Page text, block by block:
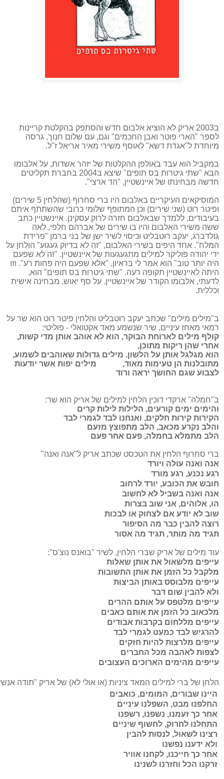
ב2003 אריק לא הוציא אלבום חדש והסתפק בהקלטת קריינות
לספר "הארי פוטר ואבן החכמים" וגם, עם שלום חנוך, גרסה
מיוחדת ל"אגדת דשא" לאוסף משירי מאיר אריאל ז"ל.
במקביל הוא עבד באולפן ההקלטות של יזהר אשדות, על אלבומו
הבא "שתי גיטרות בס תופים" שיצא ב2004 בחברת תקליטים
חדשה מבחינתו של איינשטיין, "הד ארצי".
המוסיקאים העיקריים באלבום היו ברי סחרוף (שהלחין 5 שירים)
ופיטר רוט (שני שירים) וכן המתופף שלומי כרובי שהשתתף איתם
בעיבודים, ללמדך שבאלבום חזרה לרוק עסקינן. איינשטיין כתב
ששה משירי האלבום והיו בו שירים של אברהם חלפי, לאה
גולדברג, יעקב רוטבליט וכיסוי לשיר ישן של בני ברמן "פרידת
המלח". אחד היפים בשירי האלבום, "זה לא בדיוק געגוע" הולחן על
ידי יהודה פוליקר למילים מתגעגעות של איינשטיין. "זה לא שפעם
היה יותר טוב" הוא אמר לי בראיון, "אלא שפעם היה פחות רע". וזו
היתה לאיינשטיין תקופה רעה. "שתי גיטרות בס תופים" הוא,
לדעתי, אלבומו הקודר של איינשטיין. על סף יאוש, מבחינה אישית
וכללית.
ב"מילים מילים" שכתב יעקב רוטבליט והלחין פיטר רוט הוא שר על
רמאי מאחז עיניים, שיר שנשמע מאד אקטואלי - פוליטי:
קולף מילים לארוחת הבוקר, הוא לא אוהב אותן מדי קשות,
אחרי שהן ריקות מתוכן,
הוא מגלגל אותן על הלשון. מילים גדולות שאוהבים לשמוע,
מתובלנות הן טעימות מאוד, מילים יפות אשר יודעות
לצבוע שגם החושך יראה ורוד
ב"חמלה" ארקדי דוכין הלחין למילים של אריק הוא שר:
והימים ימים קורעים, הלילות לילות קרים
הקירות קירות חלקים, ואנחנו לבד לגמרי לבד
והלב נקרע מכאב, הלב מתפוצץ מזעם
הלב מתמלא בחמלה, פעם אחר פעם
ברי סחרוף הלחין את הטכסט שכתב אריק ל"אנה ואנה"
אנה ואנה עולה ויורד
רגע נכנע, רגע מורד
חובש את הכובע, יורד לרחוב
אנה ואנה בשביל לא לחשוב
הו, אלוהים, אני שוב בצרות
שוב לא יודע אם לצחוק או לבכות
רוצה להבין כבר מה הסיפור
תגיד מה מותר, תגיד מה אסור
עוד מילים של אריק שברי הלחין, לשיר "בואנס נוצ'ס":
עייפים מלשאול את אותן שאלות
מלקבל כל הזמן את אותן התשובות
עייפים מלבוסס באותן הביצות
ולא להבין שום דבר
עייפים מלטפס על אותם ההרים
מלכאוב כל הזמן את אותם כאבים
עייפים מללחום בקרבות אבודים
להרגיש לבד כמעט לגמרי לבד
עייפים מלרצות להיות חזקים
לצפות לאהבה מכל החברים
עייפים מהימים הארוכים העצובים
הלחן של ברי למילים המאד ציניות (או אולי לא) של אריק "תודה
היינו שבורים, המומים, כואבים
החלפנו מבט, השפלנו עיניים
אחר כך זעמנו, נשפנו, רשפנו
התחלנו לחרוק, לחשוף שיניים
רצינו לשאול, לנסות להבין
ולא ידענו נפשנו
אחר כך חייכנו, לקחנו אוויר
זרקנו הכל וחזרנו לשנינו